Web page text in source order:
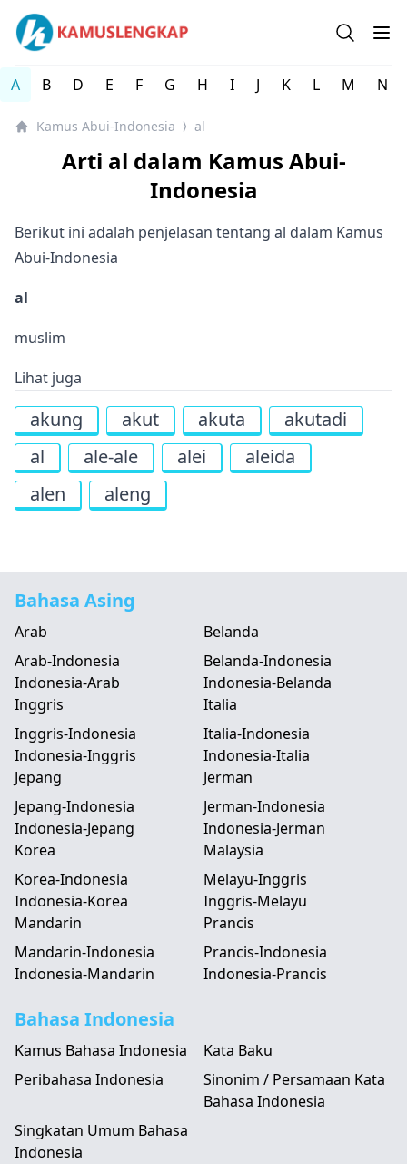
Kamus Lengkap Abui-Indonesia - Kamus Lengkap Online
Open
A B D E F G H I J K L M N
Kamus Abui-Indonesia ⟩ al
Arti al dalam Kamus Abui-
Indonesia
Berikut ini adalah penjelasan tentang al dalam Kamus
Abui-Indonesia
al
muslim
Lihat juga
akung akut akuta
akutadi
al
ale-ale alei
aleida
alen
aleng
Bahasa Asing
Arab
Arab-Indonesia
Indonesia-Arab
Belanda
Belanda-Indonesia
Indonesia-Belanda
Inggris
Inggris-Indonesia
Indonesia-Inggris
Italia
Italia-Indonesia
Indonesia-Italia
Jepang
Jepang-Indonesia
Indonesia-Jepang
Jerman
Jerman-Indonesia
Indonesia-Jerman
Korea
Korea-Indonesia
Indonesia-Korea
Malaysia
Melayu-Inggris
Inggris-Melayu
Mandarin
Mandarin-Indonesia
Indonesia-Mandarin
Prancis
Prancis-Indonesia
Indonesia-Prancis
Bahasa Indonesia
Kamus Bahasa Indonesia
Kata Baku
Peribahasa Indonesia
Sinonim / Persamaan Kata
Bahasa Indonesia
Singkatan Umum Bahasa
Indonesia